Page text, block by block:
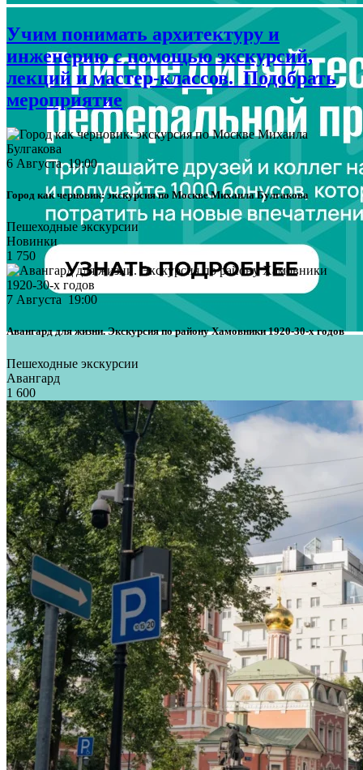
Учим понимать архитектуру и
инженерию с помощью экскурсий,
лекций и мастер-классов. Подобрать
мероприятие
6 Августа 19:00
Город как черновик: экскурсия по Москве Михаила Булгакова
Пешеходные экскурсии
Новинки
1 750
7 Августа 19:00
Авангард для жизни. Экскурсия по району Хамовники 1920-30-х годов
Пешеходные экскурсии
Авангард
1 600